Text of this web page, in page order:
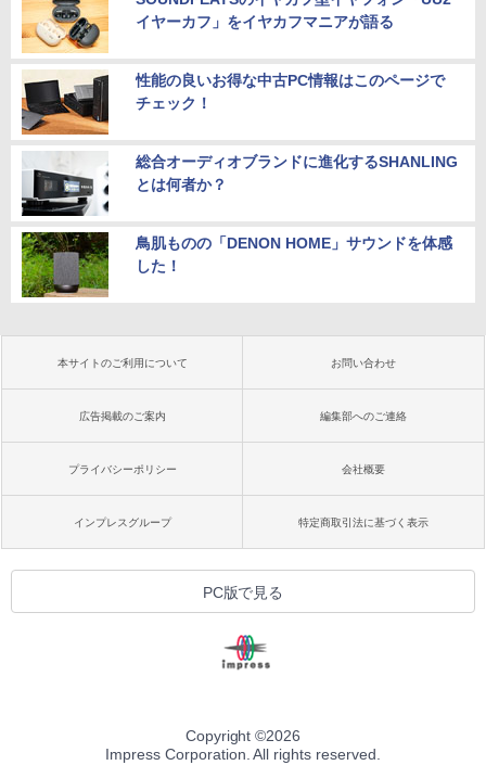
イヤーカフ」をイヤカフマニアが語る
性能の良いお得な中古PC情報はこのページで
チェック！
総合オーディオブランドに進化するSHANLING
とは何者か？
鳥肌ものの「DENON HOME」サウンドを体感
した！
本サイトのご利用について お問い合わせ
広告掲載のご案内 編集部へのご連絡
プライバシーポリシー 会社概要
インプレスグループ 特定商取引法に基づく表示
PC版で見る
Copyright ©2026
Impress Corporation. All rights reserved.